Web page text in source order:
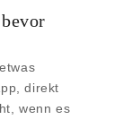
direkt
wenn es